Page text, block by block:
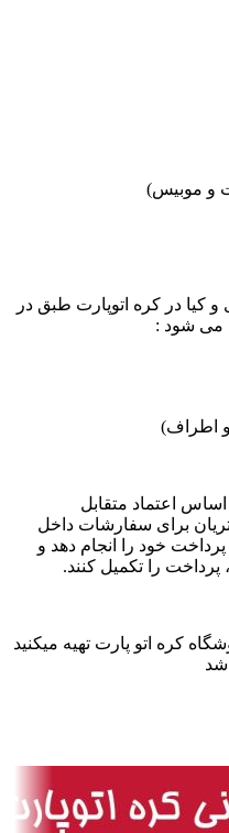
و موبیس)
کیا در کره اتوپارت طبق در
می شود :
اطراف)
اعتماد متقابل
برای سفارشات داخل
خود را انجام دهد و
را تکمیل کنند.
کره اتو پارت تهیه میکنید